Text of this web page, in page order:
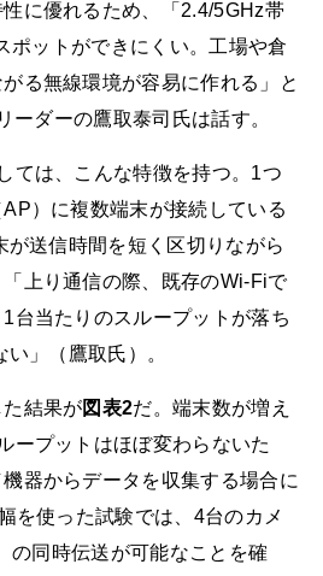
に優れるため、「2.4/5GHz帯
ポットができにくい。工場や倉
る無線環境が容易に作れる」と
ーダーの鷹取泰司氏は話す。
ては、こんな特徴を持つ。1つ
）に複数端末が接続している
送信時間を短く区切りながら
上り通信の際、既存のWi-Fiで
台当たりのスループットが落ち
」（鷹取氏）。
結果が図表2だ。端末数が増え
ープットはほぼ変わらないた
器からデータを収集する場合に
を使った試験では、4台のカメ
の同時伝送が可能なことを確